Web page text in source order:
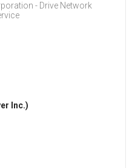
- Drive Network
Inc.)